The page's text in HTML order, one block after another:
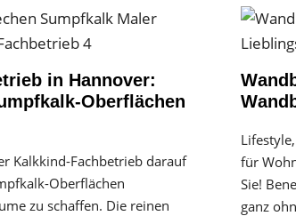
in Hannover:
Oberflächen
Kalkkind-Fachbetrieb darauf
Oberflächen
zu schaffen. Die reinen
für
Sie!
ganz